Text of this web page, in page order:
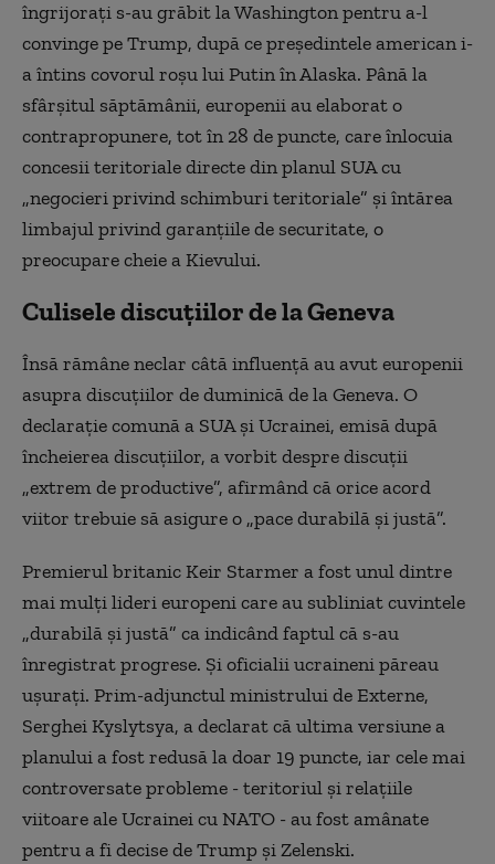
îngrijorați s-au grăbit la Washington pentru a-l
convinge pe Trump, după ce președintele american i-
a întins covorul roșu lui Putin în Alaska. Până la
sfârșitul săptămânii, europenii au elaborat o
contrapropunere, tot în 28 de puncte, care înlocuia
concesii teritoriale directe din planul SUA cu
„negocieri privind schimburi teritoriale” și întărea
limbajul privind garanțiile de securitate, o
preocupare cheie a Kievului.
Culisele discuțiilor de la Geneva
Însă rămâne neclar câtă influență au avut europenii
asupra discuțiilor de duminică de la Geneva. O
declarație comună a SUA și Ucrainei, emisă după
încheierea discuțiilor, a vorbit despre discuții
„extrem de productive”, afirmând că orice acord
viitor trebuie să asigure o „pace durabilă și justă”.
Premierul britanic Keir Starmer a fost unul dintre
mai mulți lideri europeni care au subliniat cuvintele
„durabilă și justă” ca indicând faptul că s-au
înregistrat progrese. Și oficialii ucraineni păreau
ușurați. Prim-adjunctul ministrului de Externe,
Serghei Kyslytsya, a declarat că ultima versiune a
planului a fost redusă la doar 19 puncte, iar cele mai
controversate probleme - teritoriul și relațiile
viitoare ale Ucrainei cu NATO - au fost amânate
pentru a fi decise de Trump și Zelenski.